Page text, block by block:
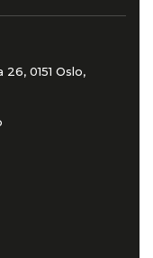
0151 Oslo,